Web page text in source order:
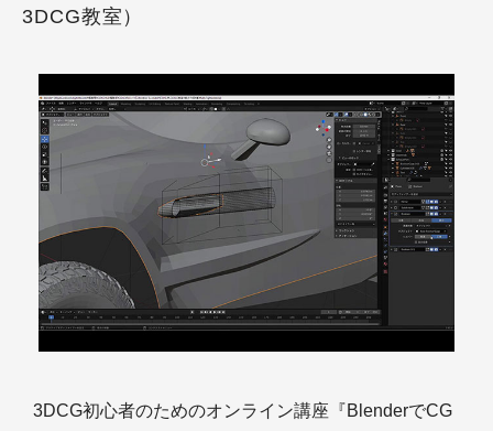
3DCG教室）
3DCG初心者のためのオンライン講座『BlenderでCG